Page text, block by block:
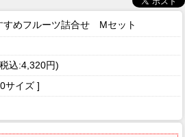
すめフルーツ詰合せ Mセット
込:4,320円)
サイズ ]